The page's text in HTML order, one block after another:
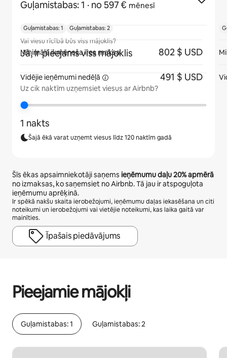
Guļamistabas: 1 · no 597 € mēnesī
Vai viesu rīcībā būs viss mājoklis?
Jā, ir pieejams viss mājoklis
Uz cik naktīm uzņemsiet viesus ar Airbnb?
1 nakts
Šajā ēkā varat uzņemt viesus līdz 120 naktīm gadā
Šīs ēkas apsaimniekotāji saņems ieņēmumu daļu20%apmērā
no izmaksas, ko saņemsiet no Airbnb. Tā jau ir atspoguļota
ieņēmumu aprēķinā.
Ir spēkā nakšu skaita ierobežojumi, ieņēmumu daļas iekasēšana un citi
noteikumi un ierobežojumi vai vietējie noteikumi, kas laika gaitā var
mainīties.
Īpašais piedāvājums
Pieejamie mājokļi
Guļamistabas: 1 Guļamistabas: 2
Guļamistabas: 1 Guļamistabas: 2
Minimālā ikmēneša īres maksa 802 $ USD
Vidējie ieņēmumi nedēļā 491 $ USD